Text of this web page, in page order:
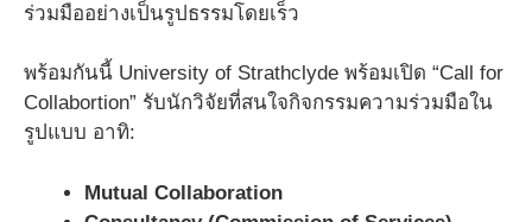
ร่วมมืออย่างเป็นรูปธรรมโดยเร็ว
พร้อมกันนี้ University of Strathclyde พร้อมเปิด “Call for
Collabortion” รับนักวิจัยที่สนใจกิจกรรมความร่วมมือใน
รูปแบบ อาทิ:
Mutual Collaboration